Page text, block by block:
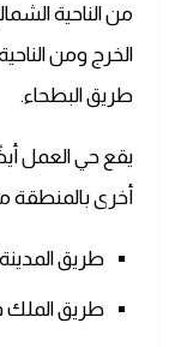
من الناحية
الخرج ومن
طريق البطحاء.
يقع حي العمل
أخرى بالمنطقة
طريق المدينة
طريق